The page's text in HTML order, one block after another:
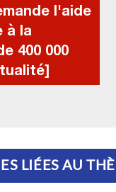
l'aide
à la
400 000
LIÉES AU